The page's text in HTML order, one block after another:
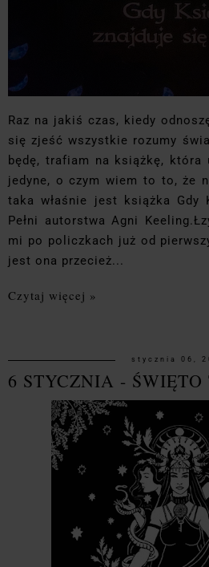
Raz na jakiś czas, kiedy
się zjeść wszystkie rozumy
będę, trafiam na książkę, która
jedyne, o czym wiem to to, że
taka właśnie jest książka Gdy
Pełni autorstwa Agni
mi po policzkach już od
jest ona przecież...
Czytaj więcej »
stycznia 06,
6 STYCZNIA -